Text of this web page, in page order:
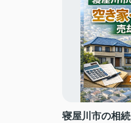
寝屋川市の相